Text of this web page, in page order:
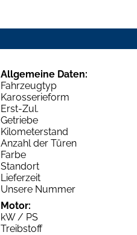
Allgemeine Daten:
Fahrzeugtyp
Karosserieform
Erst-Zul.
Getriebe
Kilometerstand
Anzahl der Türen
Farbe
Standort
Lieferzeit
Unsere Nummer
Motor:
kW / PS
Treibstoff